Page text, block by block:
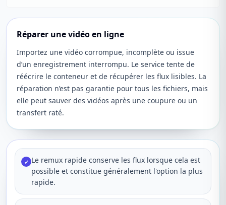
Réparer une vidéo en ligne
Importez une vidéo corrompue, incomplète ou issue
d’un enregistrement interrompu. Le service tente de
réécrire le conteneur et de récupérer les flux lisibles. La
réparation n’est pas garantie pour tous les fichiers, mais
elle peut sauver des vidéos après une coupure ou un
transfert raté.
✓ Le remux rapide conserve les flux lorsque cela est
possible et constitue généralement l'option la plus
rapide.